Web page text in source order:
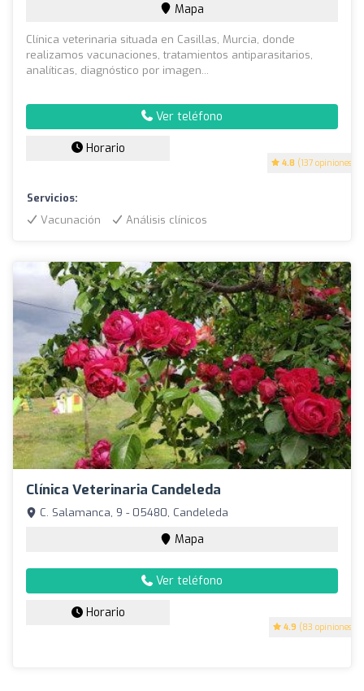
4.8 (137 opiniones)
Mapa
Clínica veterinaria situada en Casillas, Murcia, donde
realizamos vacunaciones, tratamientos antiparasitarios,
analíticas, diagnóstico por imagen...
Ver teléfono
Horario
Servicios:
Vacunación
Análisis clínicos
Clínica Veterinaria Candeleda
4.9 (83 opiniones)
C. Salamanca, 9 - 05480, Candeleda
Mapa
Ver teléfono
Horario